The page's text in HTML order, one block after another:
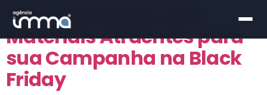
Dicas de Design: Crie
Materiais Atraentes para
sua Campanha na Black
Friday